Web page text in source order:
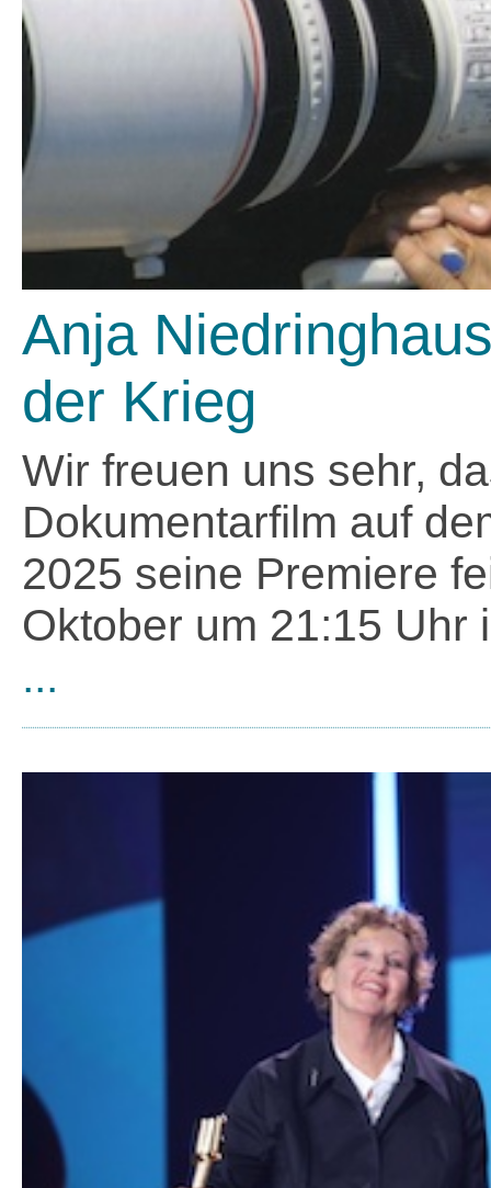
Anja
der Krieg
Wir freuen uns sehr,
Dokumentarfilm auf
2025 seine Premiere
Oktober um 21:15
...